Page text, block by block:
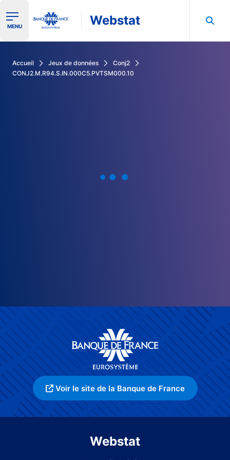
Ouvrir le menu de navigation
MENU Webstat
Accueil Jeux de données
Conj2
CONJ2.M.R94.S.IN.000C5.PVTSM000.10
Voir le site de la Banque de France
Webstat